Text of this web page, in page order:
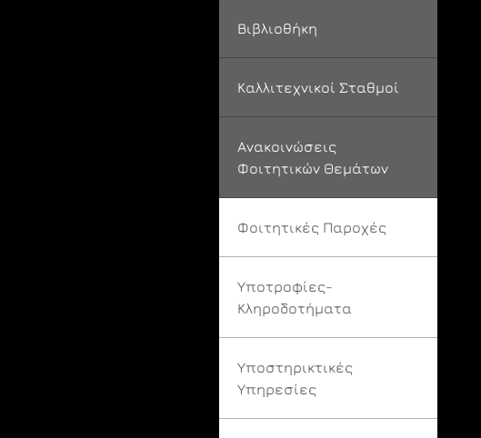
Βιβλιοθήκη
Καλλιτεχνικοί Σταθμοί
Ανακοινώσεις
Φοιτητικών Θεμάτων
Φοιτητικές Παροχές
Υποτροφίες-
Κληροδοτήματα
Υποστηρικτικές
Υπηρεσίες